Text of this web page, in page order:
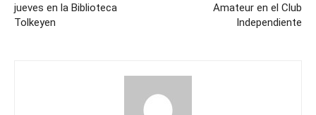
jueves en la Biblioteca
Tolkeyen
Amateur en el Club
Independiente